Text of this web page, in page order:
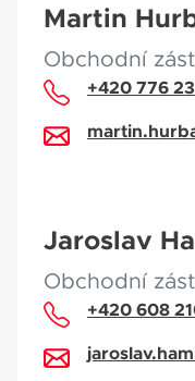
Martin
Obchodní
+420 776
Jaroslav
Obchodní
+420 608